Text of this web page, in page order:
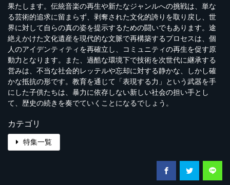
果たします。伝統音楽の再生や新たなジャンルへの挑戦は、単な
る芸術的追求に留まらず、剥奪された文化的誇りを取り戻し、世
界に対して自らの真の姿を提示するための闘いでもあります。途
絶えかけた文化遺産を現代的な文脈で再構築するプロセスは、個
人のアイデンティティを再確立し、コミュニティの再生を促す原
動力となります。また、過酷な環境下で技術を次世代に継承する
営みは、不当な社会的レッテルや忘却に対する静かな、しかし確
かな抵抗の形です。教育を通じて「表現する力」という武器を手
にした子供たちは、暴力に依存しない新しい社会の担い手とし
て、歴史の続きを奏でていくことになるでしょう。
カテゴリ
特集一覧